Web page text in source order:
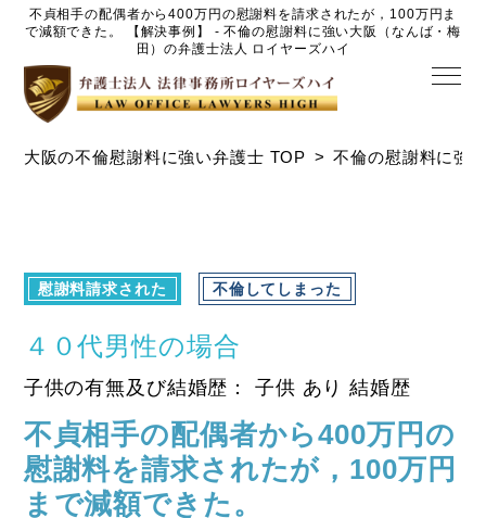
不貞相手の配偶者から400万円の慰謝料を請求されたが，100万円ま
で減額できた。 【解決事例】 - 不倫の慰謝料に強い大阪（なんば・梅
田）の弁護士法人 ロイヤーズハイ
大阪の不倫慰謝料に強い弁護士 TOP 不倫の慰謝料に強
慰謝料請求された 不倫してしまった
４０代男性の場合
子供の有無及び結婚歴： 子供 あり 結婚歴
不貞相手の配偶者から400万円の
慰謝料を請求されたが，100万円
まで減額できた。